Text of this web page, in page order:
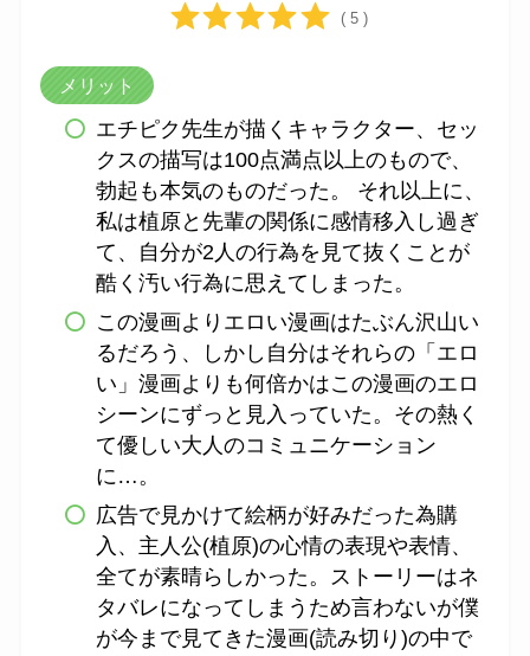
( 5 )
メリット
エチピク先生が描くキャラクター、セッ
クスの描写は100点満点以上のもので、
勃起も本気のものだった。 それ以上に、
私は植原と先輩の関係に感情移入し過ぎ
て、自分が2人の行為を見て抜くことが
酷く汚い行為に思えてしまった。
この漫画よりエロい漫画はたぶん沢山い
るだろう、しかし自分はそれらの「エロ
い」漫画よりも何倍かはこの漫画のエロ
シーンにずっと見入っていた。その熱く
て優しい大人のコミュニケーション
に…。
広告で見かけて絵柄が好みだった為購
入、主人公(植原)の心情の表現や表情、
全てが素晴らしかった。ストーリーはネ
タバレになってしまうため言わないが僕
が今まで見てきた漫画(読み切り)の中で